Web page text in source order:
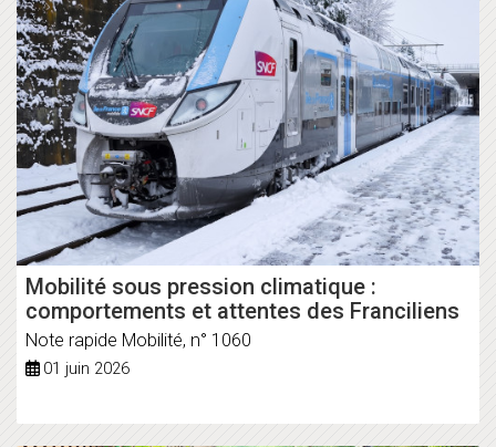
Mobilité sous pression climatique :
comportements et attentes des Franciliens
Note rapide Mobilité, n° 1060
01 juin 2026